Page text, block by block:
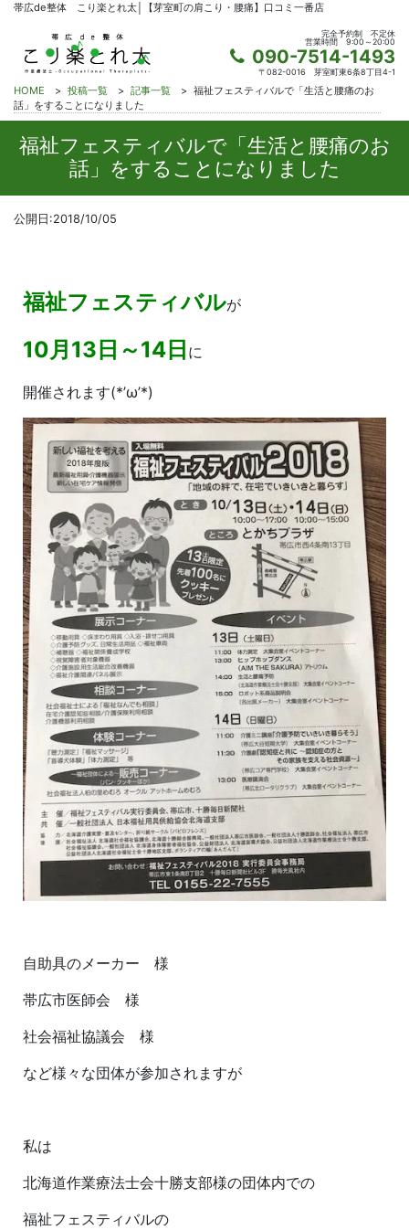
帯広de整体 こり楽とれ太│【芽室町の肩こり・腰痛】口コミ一番店
完全予約制
不定休
営業時間
9:00～20:00
090-7514-1493
〒082-0016 芽室町東6条8丁目4-1
HOME > 投稿一覧 > 記事一覧 > 福祉フェスティバルで「生活と腰痛のお
話」をすることになりました
福祉フェスティバルで「生活と腰痛のお
話」をすることになりました
公開日:2018/10/05
福祉フェスティバルが
10月13日～14日 に
開催されます(*’ω’*)
自助具のメーカー 様
帯広市医師会 様
社会福祉協議会 様
など様々な団体が参加されますが
私は
北海道作業療法士会十勝支部様の団体内での
福祉フェスティバルの